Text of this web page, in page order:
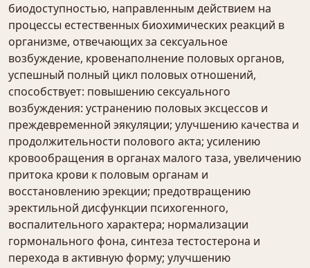
биодоступностью, направленным действием на
процессы естественных биохимических реакций в
организме, отвечающих за сексуальное
возбуждение, кровенаполнение половых органов,
успешный полный цикл половых отношений,
способствует: повышению сексуального
возбуждения: устранению половых эксцессов и
преждевременной эякуляции; улучшению качества и
продолжительности полового акта; усилению
кровообращения в органах малого таза, увеличению
притока крови к половым органам и
восстановлению эрекции; предотвращению
эректильной дисфункции психогенного,
воспалительного характера; нормализации
гормонального фона, синтеза тестостерона и
перехода в активную форму; улучшению